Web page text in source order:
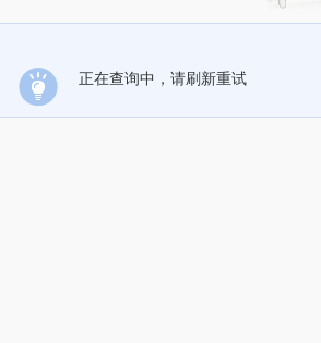
正在查询中，请刷新重试